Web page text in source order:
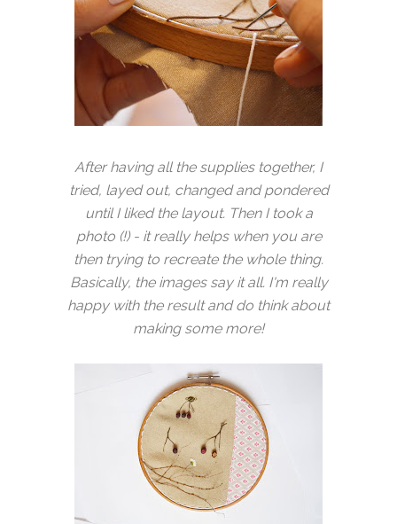
After having all the supplies together, I
tried, layed out, changed and pondered
until I liked the layout. Then I took a
photo (!) - it really helps when you are
then trying to recreate the whole thing.
Basically, the images say it all. I'm really
happy with the result and do think about
making some more!